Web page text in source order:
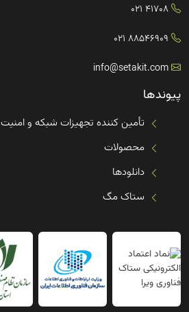
41708 021
88546909 021
info@setakit.com
پیوندها
تأمین کننده تجهیزات شبکه و امنیت
محصولات
دانلودها
ستاک مگ